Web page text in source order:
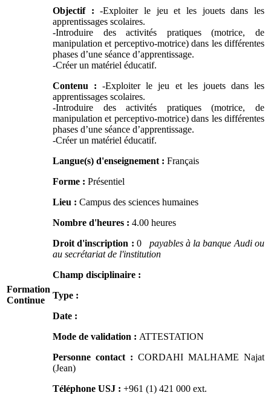
Formation
Continue
Objectif :-Exploiter le jeu et les jouets dans les
apprentissages scolaires.
-Introduire des activités pratiques (motrice, de
manipulation et perceptivo-motrice) dans les différentes
phases d’une séance d’apprentissage.
-Créer un matériel éducatif.
Contenu :-Exploiter le jeu et les jouets dans les
apprentissages scolaires.
-Introduire des activités pratiques (motrice, de
manipulation et perceptivo-motrice) dans les différentes
phases d’une séance d’apprentissage.
-Créer un matériel éducatif.
Langue(s) d'enseignement : Français
Forme : Présentiel
Lieu : Campus des sciences humaines
Nombre d'heures : 4.00 heures
Droit d'inscription : 0 payables à la banque Audi ou
au secrétariat de l'institution
Champ disciplinaire :
Type :
Date :
Mode de validation : ATTESTATION
Personne contact : CORDAHI MALHAME Najat
(Jean)
Téléphone USJ : +961 (1) 421 000 ext.